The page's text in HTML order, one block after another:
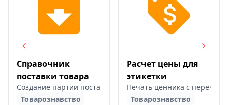
Справочник
поставки товара
Создание партии поставки и привязка к ним приходных
Товарознавство
Расчет цены для
этикетки
Печать ценника с
Товарознавство